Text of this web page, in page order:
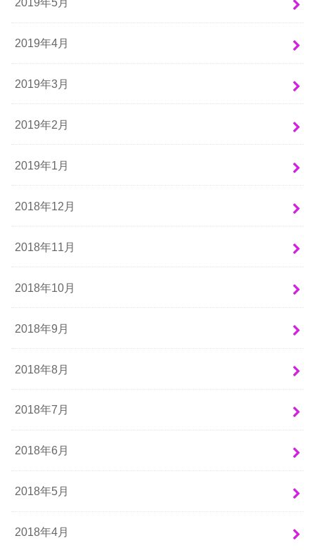
2019年4月
2019年3月
2019年2月
2019年1月
2018年12月
2018年11月
2018年10月
2018年9月
2018年8月
2018年7月
2018年6月
2018年5月
2018年4月